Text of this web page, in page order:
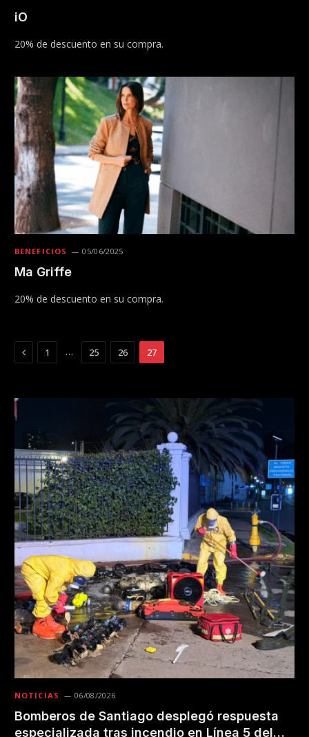
iO
20% de descuento en su compra.
BENEFICIOS 05/06/2025
Ma Griffe
20% de descuento en su compra.
Previous
1 … 25 26 27
NOTICIAS 06/08/2026
Bomberos de Santiago desplegó respuesta
especializada tras incendio en Línea 5 del